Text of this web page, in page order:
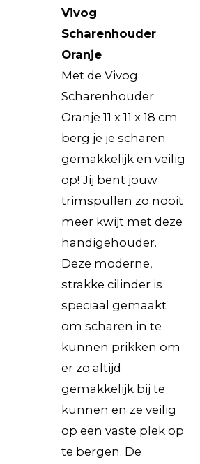
Vivog
Scharenhouder
Oranje
Met de Vivog
Scharenhouder
Oranje 11 x 11 x 18 cm
berg je je scharen
gemakkelijk en veilig
op! Jij bent jouw
trimspullen zo nooit
meer kwijt met deze
handigehouder.
Deze moderne,
strakke cilinder is
speciaal gemaakt
om scharen in te
kunnen prikken om
er zo altijd
gemakkelijk bij te
kunnen en ze veilig
op een vaste plek op
te bergen. De